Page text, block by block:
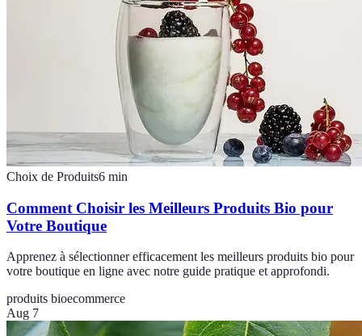
Choix de Produits6 min
Comment Choisir les Meilleurs Produits Bio pour
Votre Boutique
Apprenez à sélectionner efficacement les meilleurs produits bio pour
votre boutique en ligne avec notre guide pratique et approfondi.
produits bioecommerce
Aug 7